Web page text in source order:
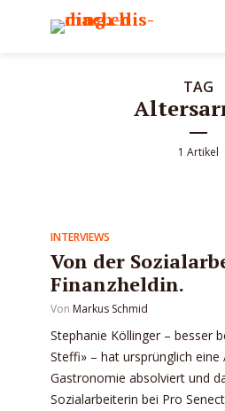
TAG
1 Artikel
INTERVIEWS
Von der
Finanzheldin.
Von Markus Schmid
Stephanie Köllinger – besser
Steffi» – hat ursprünglich eine
Gastronomie absolviert und
Sozialarbeiterin bei Pro